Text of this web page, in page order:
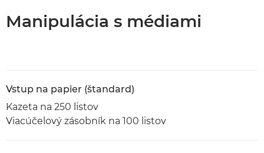
Manipulácia s médiami
Vstup na papier (štandard)
Kazeta na 250 listov
Viacúčelový zásobník na 100 listov